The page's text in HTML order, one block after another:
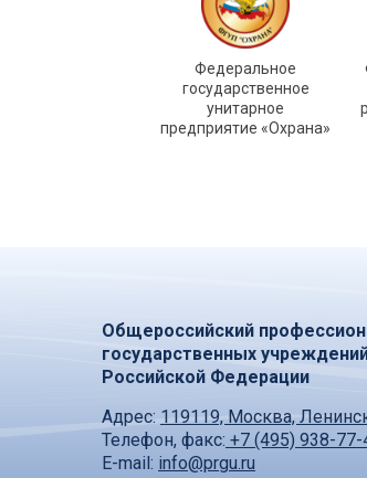
Федеральное
государственное
унитарное
предприятие «Охрана»
Общероссийский
государственных
Российской Федерации
Адрес: 119119, Москва,
Телефон, факс: +7 (495) 938-77-
E-mail: info@prgu.ru